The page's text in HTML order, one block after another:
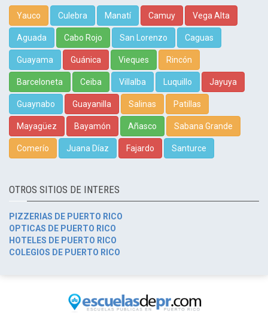
Yauco Culebra Manatí Camuy Vega Alta
Aguada Cabo Rojo San Lorenzo Caguas
Guayama Guánica Vieques Rincón
Barceloneta Ceiba Villalba Luquillo Jayuya
Guaynabo Guayanilla Salinas Patillas
Mayagüez Bayamón Añasco Sabana Grande
Comerío Juana Díaz Fajardo Santurce
OTROS SITIOS DE INTERES
PIZZERIAS DE PUERTO RICO
OPTICAS DE PUERTO RICO
HOTELES DE PUERTO RICO
COLEGIOS DE PUERTO RICO